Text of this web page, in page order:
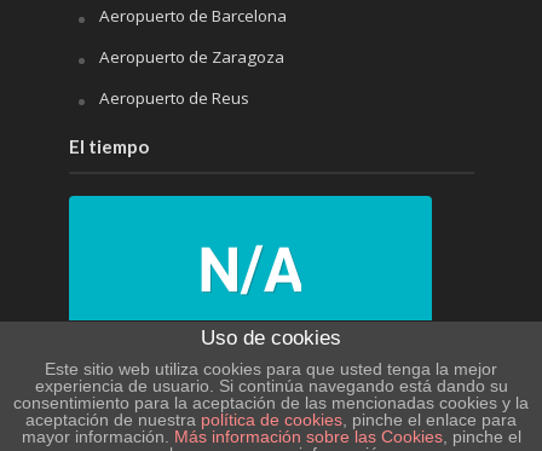
Aeropuerto de Barcelona
Aeropuerto de Zaragoza
Aeropuerto de Reus
El tiempo
N/A
N/A
Uso de cookies
Este sitio web utiliza cookies para que usted tenga la mejor
experiencia de usuario. Si continúa navegando está dando su
consentimiento para la aceptación de las mencionadas cookies y la
aceptación de nuestra política de cookies , pinche el enlace para
mayor información.
Más información sobre las Cookies, pinche el